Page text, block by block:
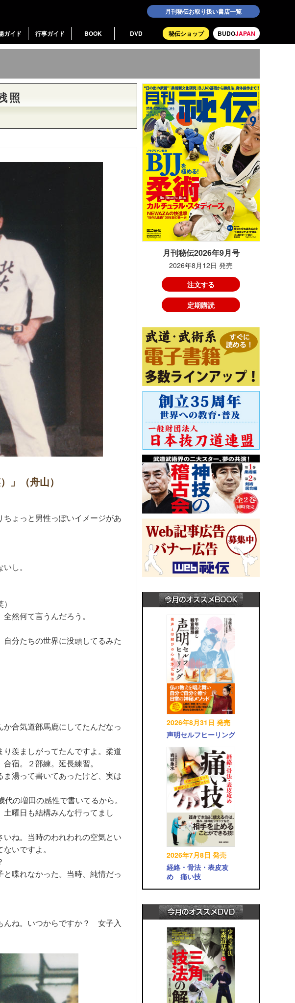
月刊秘伝お取り扱い書店一覧
BUDOJAPAN
秘伝ショップ
ガイド 行事ガイド BOOK DVD
照
」（舟山）
ょっと男性っぽいイメージがあ
し。
然何て言うんだろう。
分たちの世界に没頭してるみた
合気道部馬鹿にしてたんだなっ
羨ましがってたんですよ。柔道
宿。２部練。延長練習。
湯って書いてあったけど、実は
の増田の感性で書いてるから。
曜日も結構みんな行ってまし
ね。当時のわれわれの空気とい
いですよ。
喋れなかった。当時、純情だっ
んね。いつからですか？ 女子入
月刊秘伝2026年9月号
2026年8月12日 発売
注文する
定期購読
2026年8月31日 発売
声明セルフヒーリング
2026年7月8日 発売
経絡・骨法・表皮攻
め 痛い技